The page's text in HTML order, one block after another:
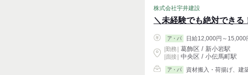
株式会社宇井建設
＼未経験でも絶対でき
ア・パ
日給12,000円～15,000
|勤務 葛飾区 / 新小岩駅
| 面接 | 中央区 / 小伝馬町駅
ア・パ 資材搬入・荷揚げ、建